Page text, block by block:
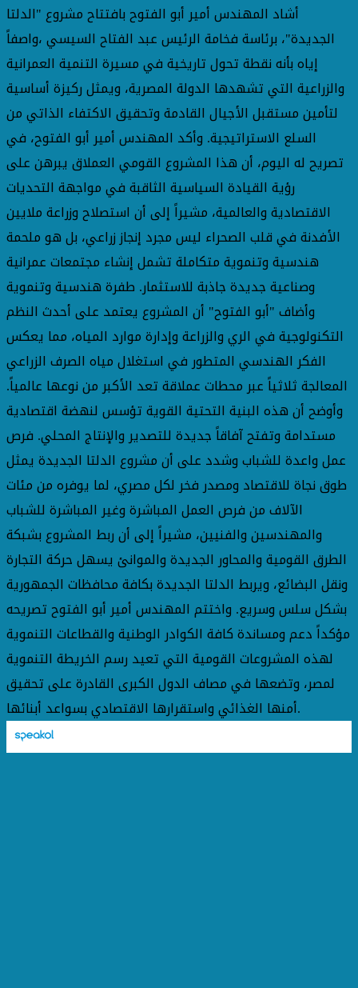
أشاد المهندس أمير أبو الفتوح بافتتاح مشروع "الدلتا
الجديدة"، برئاسة فخامة الرئيس عبد الفتاح السيسي ،واصفاً
إياه بأنه نقطة تحول تاريخية في مسيرة التنمية العمرانية
والزراعية التي تشهدها الدولة المصرية، ويمثل ركيزة أساسية
لتأمين مستقبل الأجيال القادمة وتحقيق الاكتفاء الذاتي من
السلع الاستراتيجية. وأكد المهندس أمير أبو الفتوح، في
تصريح له اليوم، أن هذا المشروع القومي العملاق يبرهن على
رؤية القيادة السياسية الثاقبة في مواجهة التحديات
الاقتصادية والعالمية، مشيراً إلى أن استصلاح وزراعة ملايين
الأفدنة في قلب الصحراء ليس مجرد إنجاز زراعي، بل هو ملحمة
هندسية وتنموية متكاملة تشمل إنشاء مجتمعات عمرانية
وصناعية جديدة جاذبة للاستثمار. طفرة هندسية وتنموية
وأضاف "أبو الفتوح" أن المشروع يعتمد على أحدث النظم
التكنولوجية في الري والزراعة وإدارة موارد المياه، مما يعكس
الفكر الهندسي المتطور في استغلال مياه الصرف الزراعي
المعالجة ثلاثياً عبر محطات عملاقة تعد الأكبر من نوعها عالمياً.
وأوضح أن هذه البنية التحتية القوية تؤسس لنهضة اقتصادية
مستدامة وتفتح آفاقاً جديدة للتصدير والإنتاج المحلي. فرص
عمل واعدة للشباب وشدد على أن مشروع الدلتا الجديدة يمثل
طوق نجاة للاقتصاد ومصدر فخر لكل مصري، لما يوفره من مئات
الآلاف من فرص العمل المباشرة وغير المباشرة للشباب
والمهندسين والفنيين، مشيراً إلى أن ربط المشروع بشبكة
الطرق القومية والمحاور الجديدة والموانئ يسهل حركة التجارة
ونقل البضائع، ويربط الدلتا الجديدة بكافة محافظات الجمهورية
بشكل سلس وسريع. واختتم المهندس أمير أبو الفتوح تصريحه
مؤكداً دعم ومساندة كافة الكوادر الوطنية والقطاعات التنموية
لهذه المشروعات القومية التي تعيد رسم الخريطة التنموية
لمصر، وتضعها في مصاف الدول الكبرى القادرة على تحقيق
أمنها الغذائي واستقرارها الاقتصادي بسواعد أبنائها.